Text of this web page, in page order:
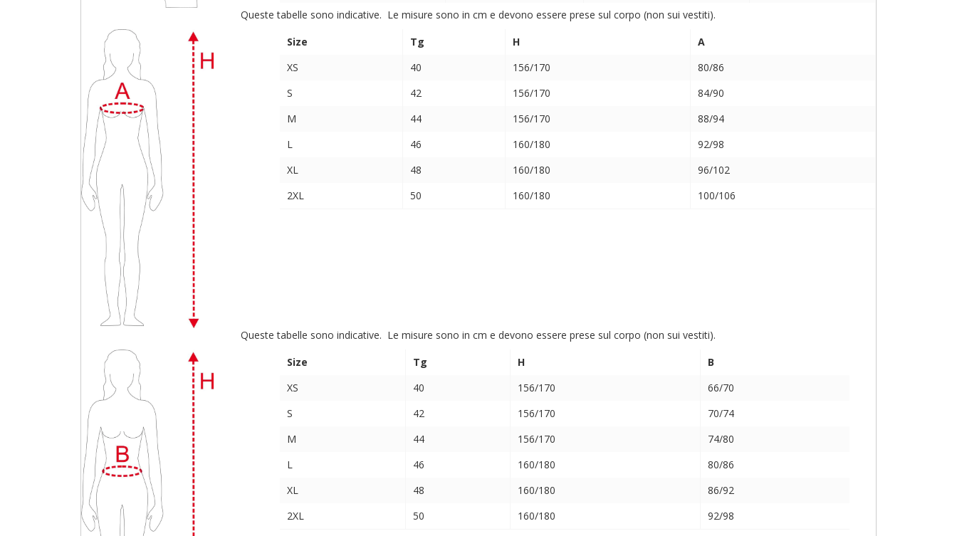
Queste tabelle sono indicative. Le misure sono in cm e devono essere prese sul corpo (non sui vestiti).
Size
Tg H
A
XS
40 156/170
80/86
S
42 156/170
84/90
M
44 156/170
88/94
L
46 160/180
92/98
XL
48 160/180
96/102
2XL
50 160/180 100/106
Queste tabelle sono indicative. Le misure sono in cm e devono essere prese sul corpo (non sui vestiti).
Size
Tg H
B
XS
40 156/170
66/70
S
42 156/170
70/74
M
44 156/170
74/80
L
46 160/180
80/86
XL
48 160/180
86/92
2XL
50 160/180 92/98